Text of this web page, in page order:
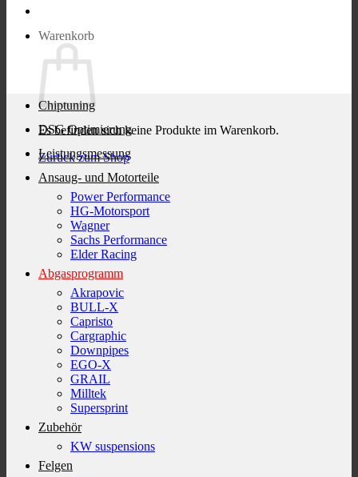
Warenkorb
Es befinden sich keine Produkte im Warenkorb.
Zurück zum Shop
Chiptuning
DSG Optimierung
Leistungsmessung
Ansaug- und Motorteile
Power Performance
HG-Motorsport
Wagner
Sachs Performance
Elder Racing
Abgasprogramm
Akrapovic
BULL-X
Capristo
Cargraphic
Downpipes
EGO-X
GRAIL
Milltek
Supersprint
Zubehör
KW suspensions
Felgen